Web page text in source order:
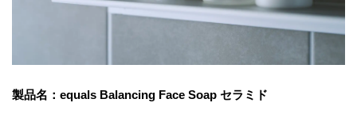
製品名：equals Balancing Face Soap セラミド